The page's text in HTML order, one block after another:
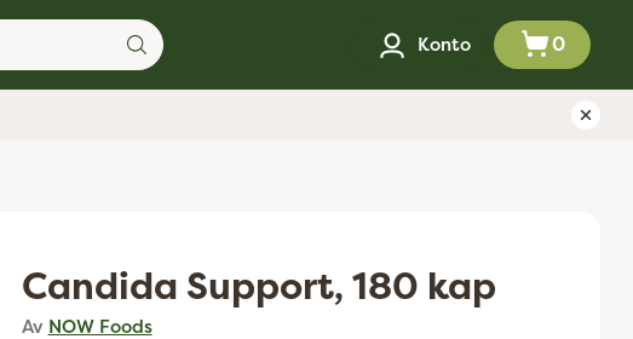
Konto 0
Candida Support, 180 kap
Av NOW Foods